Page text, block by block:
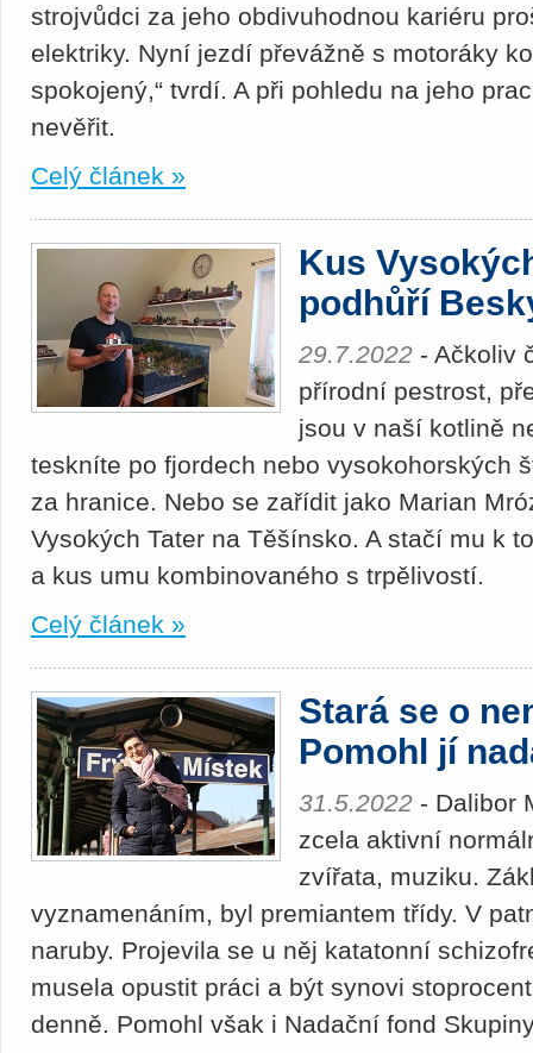
strojvůdci za jeho obdivuhodnou kariéru
elektriky. Nyní jezdí převážně s motoráky
spokojený,“ tvrdí. A při pohledu na jeho
nevěřit.
Celý článek »
Kus
podhůří
29.7.2022 - Ačkoliv
přírodní pestrost,
jsou v naší kotlině
teskníte po fjordech nebo vysokohorských
za hranice. Nebo se zařídit jako Marian
Vysokých Tater na Těšínsko. A stačí mu k
a kus umu kombinovaného s trpělivostí.
Celý článek »
Stará se o
Pomohl jí
31.5.2022 - Dalibor
zcela aktivní
zvířata, muziku.
vyznamenáním, byl premiantem třídy. V
naruby. Projevila se u něj katatonní
musela opustit práci a být synovi
denně. Pomohl však i Nadační fond